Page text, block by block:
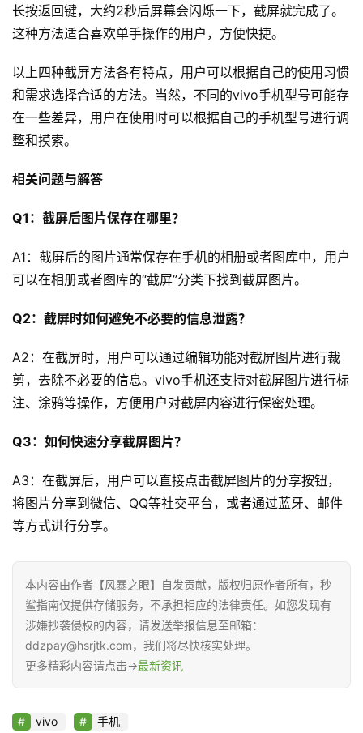
页
文
章
分
认
作
登录 注册
长按返回键，大约2秒后屏幕会闪烁一下，截屏就完成了。
这种方法适合喜欢单手操作的用户，方便快捷。
以上四种截屏方法各有特点，用户可以根据自己的使用习惯
和需求选择合适的方法。当然，不同的vivo手机型号可能存
在一些差异，用户在使用时可以根据自己的手机型号进行调
整和摸索。
相关问题与解答
Q1：截屏后图片保存在哪里？
A1：截屏后的图片通常保存在手机的相册或者图库中，用户
可以在相册或者图库的“截屏”分类下找到截屏图片。
Q2：截屏时如何避免不必要的信息泄露？
A2：在截屏时，用户可以通过编辑功能对截屏图片进行裁
剪，去除不必要的信息。vivo手机还支持对截屏图片进行标
注、涂鸦等操作，方便用户对截屏内容进行保密处理。
Q3：如何快速分享截屏图片？
A3：在截屏后，用户可以直接点击截屏图片的分享按钮，
将图片分享到微信、QQ等社交平台，或者通过蓝牙、邮件
等方式进行分享。
本内容由作者【风暴之眼】自发贡献，版权归原作者所有，秒
鲨指南仅提供存储服务，不承担相应的法律责任。如您发现有
涉嫌抄袭侵权的内容，请发送举报信息至邮箱：
ddzpay@hsrjtk.com，我们将尽快核实处理。
更多精彩内容请点击→最新资讯
vivo 手机